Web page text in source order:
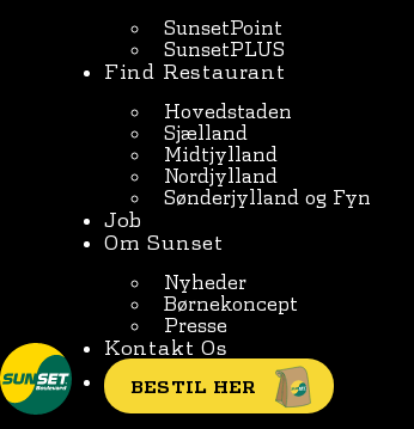
SunsetPoint
SunsetPLUS
Find Restaurant
Hovedstaden
Sjælland
Midtjylland
Nordjylland
Sønderjylland og Fyn
Job
Om Sunset
Nyheder
Børnekoncept
Presse
Kontakt Os
BESTIL HER